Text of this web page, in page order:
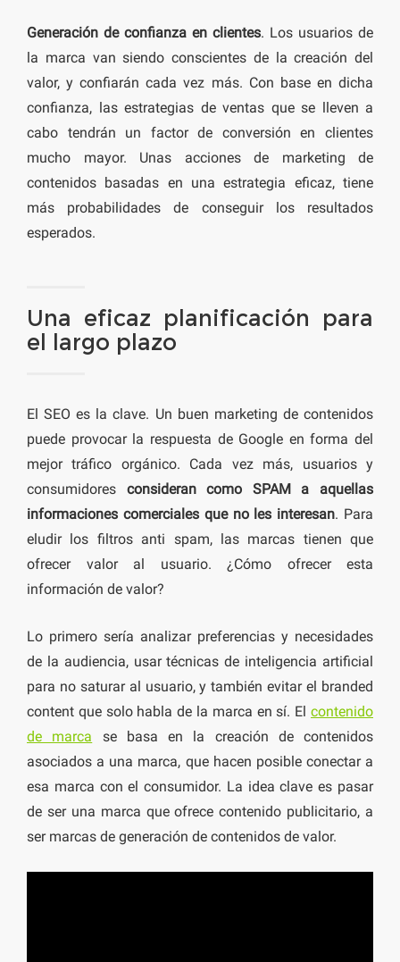
Generación de confianza en clientes. Los usuarios de
la marca van siendo conscientes de la creación del
valor, y confiarán cada vez más. Con base en dicha
confianza, las estrategias de ventas que se lleven a
cabo tendrán un factor de conversión en clientes
mucho mayor. Unas acciones de marketing de
contenidos basadas en una estrategia eficaz, tiene
más probabilidades de conseguir los resultados
esperados.
Una eficaz planificación para
el largo plazo
El SEO es la clave. Un buen marketing de contenidos
puede provocar la respuesta de Google en forma del
mejor tráfico orgánico. Cada vez más, usuarios y
consumidores consideran como SPAM a aquellas
informaciones comerciales que no les interesan. Para
eludir los filtros anti spam, las marcas tienen que
ofrecer valor al usuario. ¿Cómo ofrecer esta
información de valor?
Lo primero sería analizar preferencias y necesidades
de la audiencia, usar técnicas de inteligencia artificial
para no saturar al usuario, y también evitar el branded
content que solo habla de la marca en sí. El contenido
de marca se basa en la creación de contenidos
asociados a una marca, que hacen posible conectar a
esa marca con el consumidor. La idea clave es pasar
de ser una marca que ofrece contenido publicitario, a
ser marcas de generación de contenidos de valor.